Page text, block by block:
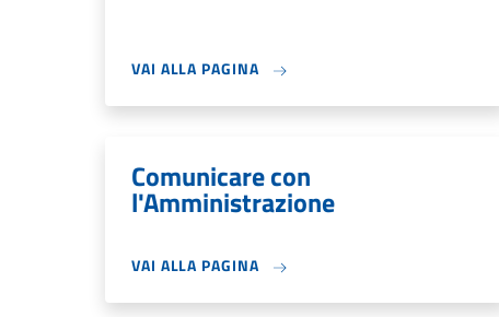
VAI ALLA PAGINA
Comunicare con
l'Amministrazione
VAI ALLA PAGINA